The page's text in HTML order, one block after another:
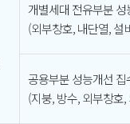
개별세대 전유부분 성
(외부창호, 내단열, 설
공용부분 성능개선 집
(지붕, 방수, 외부창호